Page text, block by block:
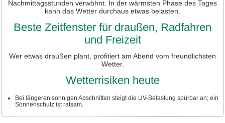
Nachmittagsstunden verwöhnt. In der wärmsten Phase des Tages
kann das Wetter durchaus etwas belasten.
Beste Zeitfenster für draußen, Radfahren
und Freizeit
Wer etwas draußen plant, profitiert am Abend vom freundlichsten
Wetter.
Wetterrisiken heute
Bei längeren sonnigen Abschnitten steigt die UV-Belastung spürbar an; ein
Sonnenschutz ist ratsam.